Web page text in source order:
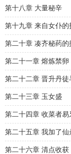
第十八章 大量秘辛
第十九章 来自女仆的
第二十章 凑齐秘药的
第二十一章 熔炼禁卵
第二十二章 晋升丹徒
第二十三章 玉女盛
第二十四章 收菜者易
第二十五章 我加了仙
第二十六章 清点收获